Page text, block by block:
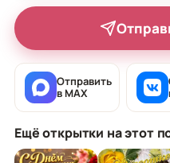
Отправить
в MAX
Ещё открытки на этот